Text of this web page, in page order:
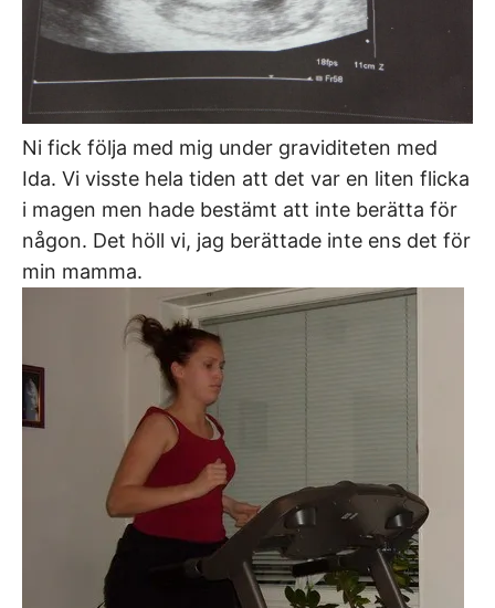
Ni fick följa med mig under graviditeten med
Ida. Vi visste hela tiden att det var en liten flicka
i magen men hade bestämt att inte berätta för
någon. Det höll vi, jag berättade inte ens det för
min mamma.